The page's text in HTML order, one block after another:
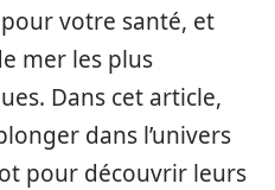
votre santé, et
mer les plus
Dans cet article,
dans l’univers
pour découvrir leurs